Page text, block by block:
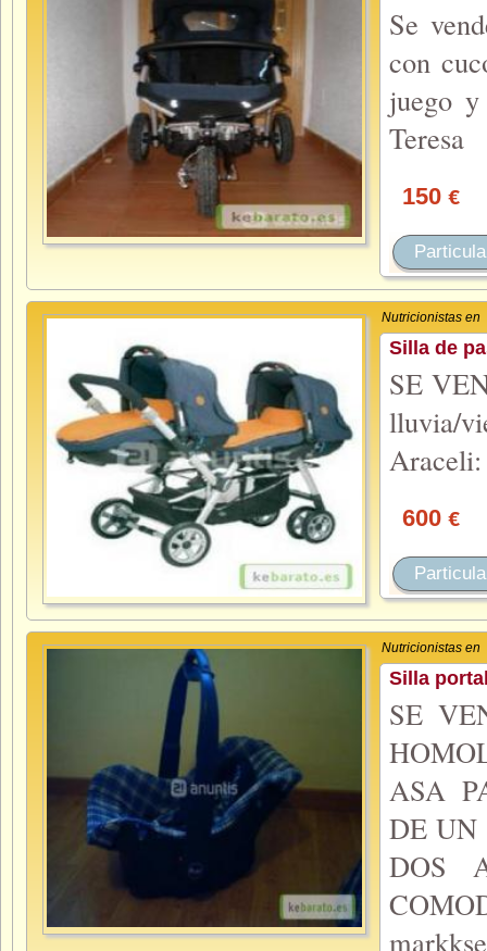
Se
con
juego
Teresa
150 €
Nutricionistas en
Silla de
SE
lluvia/
Araceli:
600 €
Nutricionistas en
Silla
SE
ASA
DE UN
DOS